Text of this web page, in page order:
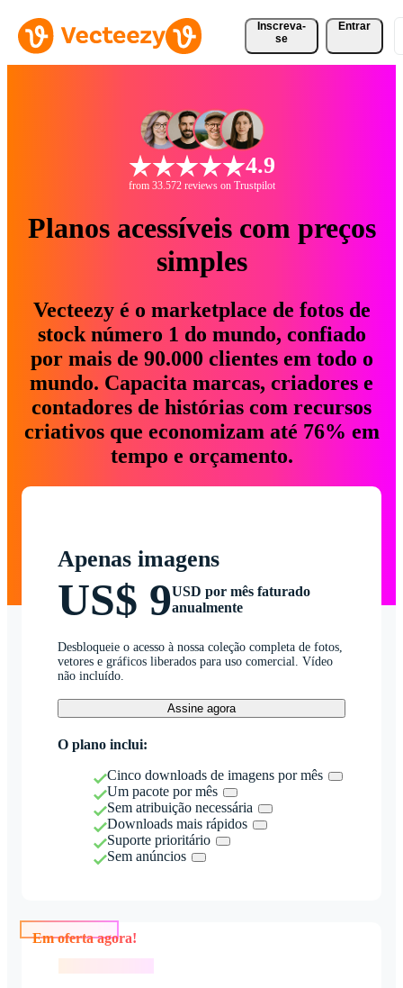
Inscreva-
se
Entrar
4.9
from 33.572 reviews on Trustpilot
Planos acessíveis com preços
simples
Vecteezy é o marketplace de fotos de
stock número 1 do mundo, confiado
por mais de 90.000 clientes em todo o
mundo. Capacita marcas, criadores e
contadores de histórias com recursos
criativos que economizam até 76% em
tempo e orçamento.
Apenas imagens
US$ 9USD por mês faturado
anualmente
Desbloqueie o acesso à nossa coleção completa de fotos,
vetores e gráficos liberados para uso comercial. Vídeo
não incluído.
Assine agora
O plano inclui:
Cinco downloads de imagens por mês
Um pacote por mês
Sem atribuição necessária
Downloads mais rápidos
Suporte prioritário
Sem anúncios